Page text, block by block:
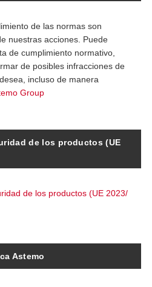
de las normas son
nuestras acciones. Puede
de cumplimiento normativo,
de posibles infracciones de
incluso de manera
Group
de los productos (UE
de los productos (UE 2023/
Astemo